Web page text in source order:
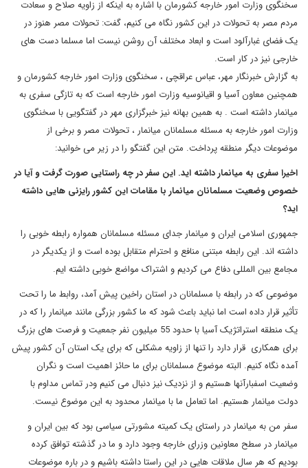
سخنگوی وزارت امور خارجه کشورمان با اشاره به اینکه از زاویه صلاح و سعادت
مردم مصر به تحولات در این کشور نگاه می کنیم، گفت: تحولات مصر هنوز در
یک فضای غبارآلود است و ابعاد مختلف آن روشن نیست اما مسلما دست های
خارجی نیز در کار است.
به گزارش خبرنگار مهر، عباس عراقچی ، سخنگوی وزارت امور خارجه کشورمان و
همچنین معاون آسیا و اقیانوسیه وزارت امور خارجه است که به تازگی سفری به
میانمار داشته است . به همین بهانه نیز خبرگزاری مهر در گفتگویی با سخنگوی
وزارت امور خارجه به مسئله مسلمانان میانمار ، تحولات مصر و برخی از
موضوعات دیگر منطقه پرداخت. متن این گفتگو را در زیر می خوانید:
اخیرا سفری به میانمار داشته اید. این سفر در چه راستایی صورت گرفت و آیا در
خصوص وضعیت مسلمانان میانمار با مقامات این کشور رایزنی هایی داشته
اید؟
جمهوری اسلامی ایران و میانمار جدای مسئله مسلمانان همواره رابطه خوبی را
داشته اند. این رابطه مبتنی منافع و احترام متقابل بوده است و از یکدیگر در
مجامع بین المللی دفاع می کردیم و اشتراک مواضع خوبی داشته ایم.
موضوعی که در رابطه با مسلمانان در استان راخین پیش آمد، روابط ما را تحت
تأثیر قرار داده است اما نباید باعث شود که ما کشور بزرگی مانند میانمار را که در
یک منطقه استراتژیک آسیا با حدود 55 میلیون نفر جمعیت و فرصت های بزرگ
برای همکاری قرار دارد را تنها از زاویه مشکلی که برای یک استان آن کشور پیش
آمده نگاه کنیم. البته موضوع مسلمانان برای ما حائز اهمیت است و نگران
وضعیت اسفبارآنها هستیم و از نزدیک نیز دنبال می کنیم ودر تماس مداوم با
دولت میانمار هستیم. اما تعامل ما با میانمار محدود به این موضوع نیست.
سفر من به میانمار در راستای یک کمیته مشورتی سیاسی بود که بین ایران و
میانمار در سطح معاونین وزرای خارجه وجود دارد و ما در گذشته توافق کرده
بودیم که هر سال ملاقات هایی در این راستا داشته باشیم و در باره موضوعات